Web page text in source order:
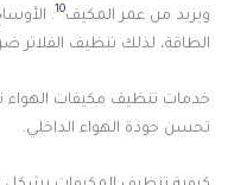
ويزيد من عمر المكيف10
.
الطاقة، لذلك تنظيف الفلاتر
خدمات تنظيف مكيفات الهواء
تحسن جودة الهواء الداخلي.